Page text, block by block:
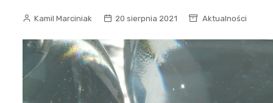
Kamil Marciniak 20 sierpnia 2021 Aktualności